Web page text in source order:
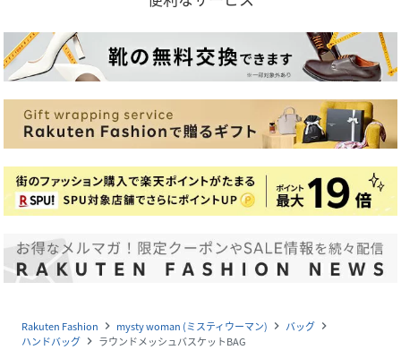
Rakuten Fashion navigate_next mysty woman (ミスティウーマン) navigate_next バッグ navigate_next
ハンドバッグ navigate_next ラウンドメッシュバスケットBAG